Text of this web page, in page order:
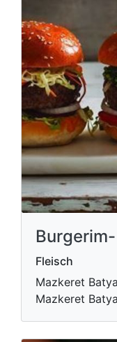
Fleisch
Mazkeret
Mazkeret Batya